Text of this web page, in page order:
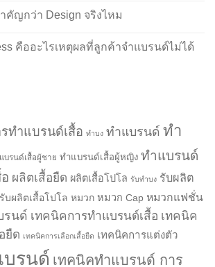
ำคัญกว่า Design จริงไหม
คืออะไรเหตุผลที่ลูกค้าจำแบรนด์ไม่ได้
ทำแบรนด์เสื้อ ทำบง ทำแบรนด์ ทำ
บรนด์เสื้อผู้ชาย ทำแบรนด์เสื้อผู้หญิง ทำแบรนด์
ผลิตเสื้อยืด ผลิตเสื้อโปโล รับทำบง รับผลิต
รับผลิตเสื้อโปโล หมวก หมวก Cap หมวกแฟชั่น
รนด์ เทคนิคการทำแบรนด์เสื้อ เทคนิค
ยืด เทคนิคการเลือกเสื้อยืด เทคนิคการแต่งตัว
รนด์ เทคนิคทำแบรนด์ การ